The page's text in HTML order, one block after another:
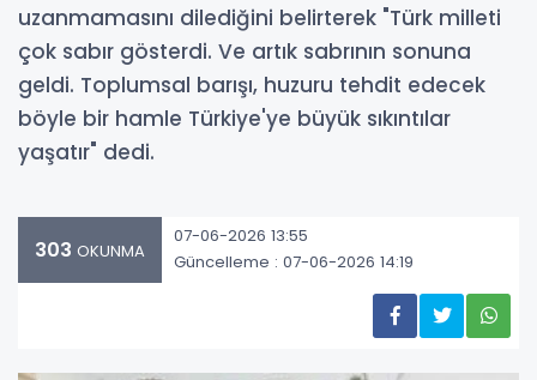
uzanmamasını dilediğini belirterek "Türk milleti
çok sabır gösterdi. Ve artık sabrının sonuna
geldi. Toplumsal barışı, huzuru tehdit edecek
böyle bir hamle Türkiye'ye büyük sıkıntılar
yaşatır" dedi.
303 OKUNMA
07-06-2026 13:55
Güncelleme : 07-06-2026 14:19